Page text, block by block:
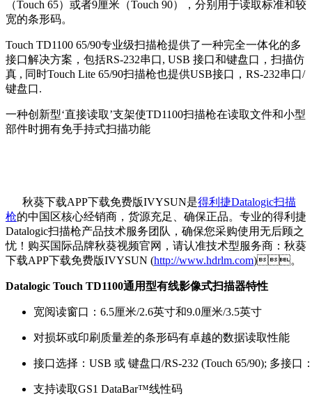
（Touch 65）或者9厘米（Touch 90），分别用于读取标准和较
宽的条形码。
Touch TD1100 65/90专业级扫描枪提供了一种完全一体化的多
接口解决方案，包括RS-232串口, USB 接口和键盘口，扫描仿
真 , 同时Touch Lite 65/90扫描枪也提供USB接口，RS-232串口/
键盘口.
一种创新型‘直接读取’支架使TD1100扫描枪在读取文件和小型
部件时拥有免手持式扫描功能
秋葵下载APP下载免费版IVYSUN是得利捷Datalogic扫描
枪的中国区核心经销商，货源充足、确保正品。专业的得利捷
Datalogic扫描枪产品技术服务团队，确保您采购使用无后顾之
忧！购买国际品牌秋葵视频官网，请认准技术型服务商：秋葵
下载APP下载免费版IVYSUN (http://www.hdrlm.com)。
Datalogic Touch TD1100通用型有线影像式扫描器特性
宽阅读窗口：6.5厘米/2.6英寸和9.0厘米/3.5英寸
对损坏或印刷质量差的条形码有卓越的数据读取性能
接口选择：USB 或 键盘口/RS-232 (Touch 65/90); 多接
支持读取GS1 DataBar™线性码